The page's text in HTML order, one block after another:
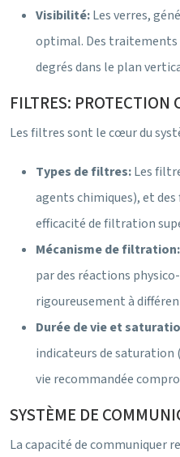
Visibilité:Les verres,
optimal. Des traitements
degrés dans le plan
FILTRES: PROTECTION
Les filtres sont le cœur du
Types de filtres:Les
agents chimiques), et
efficacité de filtration
Mécanisme de filtration:
par des réactions
rigoureusement à
Durée de vie et
indicateurs de saturation
vie recommandée
SYSTÈME DE
La capacité de communiquer